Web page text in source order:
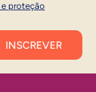
proteção